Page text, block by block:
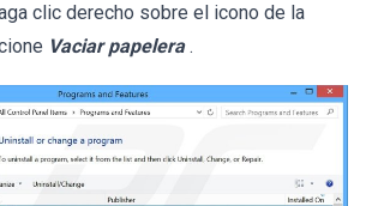
clic derecho sobre el icono de la
Vaciar papelera .